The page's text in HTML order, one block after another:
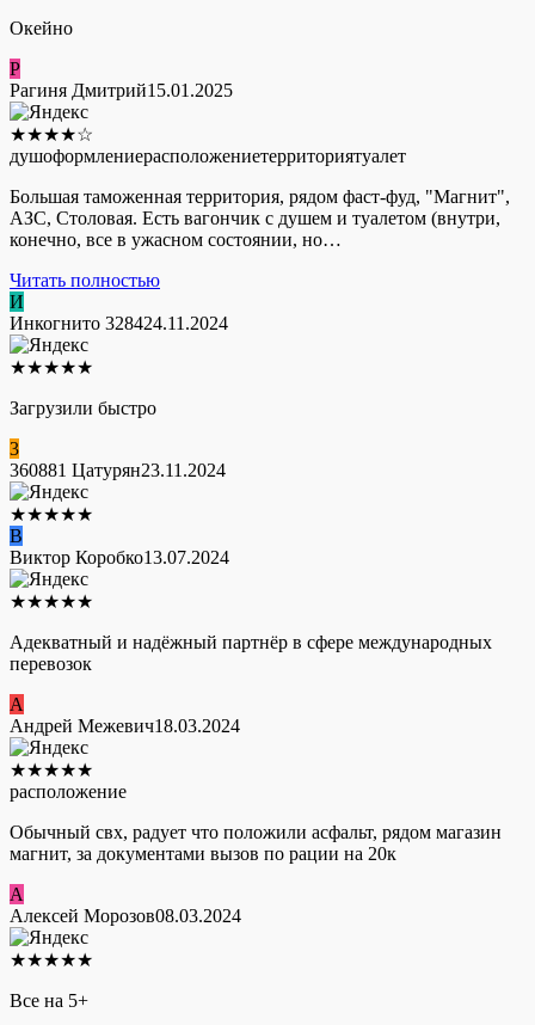
Окейно
Р
Рагиня Дмитрий15.01.2025
★★★★☆
душоформлениерасположениетерриториятуалет
Большая таможенная территория, рядом фаст-фуд, "Магнит",
АЗС, Столовая. Есть вагончик с душем и туалетом (внутри,
конечно, все в ужасном состоянии, но…
Читать полностью
И
Инкогнито 328424.11.2024
★★★★★
Загрузили быстро
3
360881 Цатурян23.11.2024
★★★★★
В
Виктор Коробко13.07.2024
★★★★★
Адекватный и надёжный партнёр в сфере международных
перевозок
А
Андрей Межевич18.03.2024
★★★★★
расположение
Обычный свх, радует что положили асфальт, рядом магазин
магнит, за документами вызов по рации на 20к
А
Алексей Морозов08.03.2024
★★★★★
Все на 5+